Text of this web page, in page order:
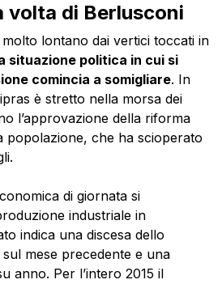
volta di Berlusconi
lontano dai vertici toccati in
situazione politica in cui si
comincia a somigliare. In
è stretto nella morsa dei
l’approvazione della riforma
popolazione, che ha scioperato
di giornata si
industriale in
indica una discesa dello
mese precedente e una
anno. Per l’intero 2015 il